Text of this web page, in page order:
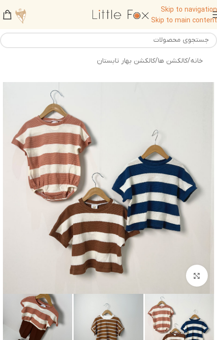
Skip to navigation
Skip to main content
خانه/کالکشن ها/کالکشن بهار تابستان